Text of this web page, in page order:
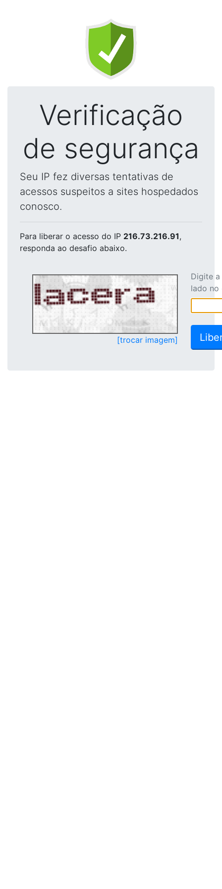
Verificação
de segurança
Seu IP fez diversas tentativas de
acessos suspeitos a sites hospedados
conosco.
Para liberar o acesso do IP 216.73.216.91,
responda ao desafio abaixo.
[trocar imagem]
Digite
lado no